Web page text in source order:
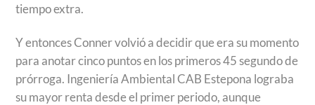
tiempo extra.
Y entonces Conner volvió a decidir que era su momento
para anotar cinco puntos en los primeros 45 segundo de
prórroga. Ingeniería Ambiental CAB Estepona lograba
su mayor renta desde el primer periodo, aunque